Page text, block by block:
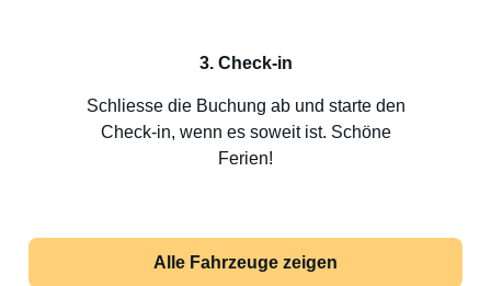
3. Check-in
Schliesse die Buchung ab und starte den
Check-in, wenn es soweit ist. Schöne
Ferien!
Alle Fahrzeuge zeigen